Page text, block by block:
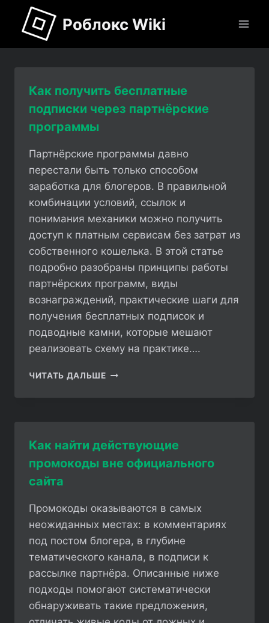
Перейти
содержимому
Роблокс Wiki
Как получить бесплатные
подписки через партнёрские
программы
Партнёрские программы давно
перестали быть только способом
заработка для блогеров. В правильной
комбинации условий, ссылок и
понимания механики можно получить
доступ к платным сервисам без затрат из
собственного кошелька. В этой статье
подробно разобраны принципы работы
партнёрских программ, виды
вознаграждений, практические шаги для
получения бесплатных подписок и
подводные камни, которые мешают
реализовать схему на практике….
ЧИТАТЬ ДАЛЬШЕ КАК
ПРОГРАММЫ
Как найти действующие
промокоды вне официального
сайта
Промокоды оказываются в самых
неожиданных местах: в комментариях
под постом блогера, в глубине
тематического канала, в подписи к
рассылке партнёра. Описанные ниже
подходы помогают систематически
обнаруживать такие предложения,